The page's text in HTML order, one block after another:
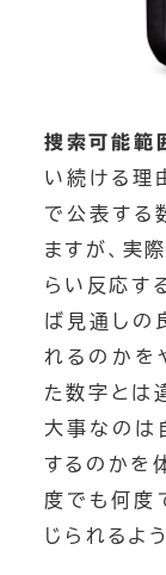
捜索可能範
い続ける理
で公表する
ますが、実
らい反応す
ば見通しの
れるのかを
た数字とは
大事なのは
するのかを
度でも何度
じられるよ